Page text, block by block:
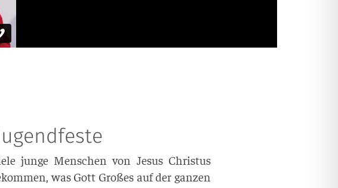
jun­ge Men­schen von Jesus Chris­tus
was Gott Gro­ßes auf der gan­zen